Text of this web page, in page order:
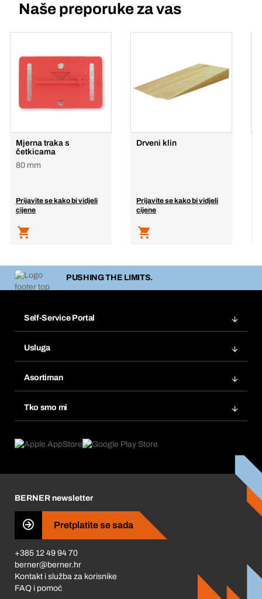
Naše preporuke za vas
Mjerna traka s
četkicama
80 mm
Prijavite se kako bi vidjeli
cijene
Drveni klin
Prijavite se kako bi vidjeli
cijene
PUSHING THE LIMITS.
Self-Service Portal
Popisi želja
Ponovno naručivanje
Pretplate
Usluga
Tražitelji proizvoda
Asortiman
Tko smo mi
Što nas pokreće
Business Conduct
BERNER newsletter
Pretplatite se sada
+385 12 49 94 70
berner@berner.hr
Kontakt i služba za korisnike
FAQ i pomoć